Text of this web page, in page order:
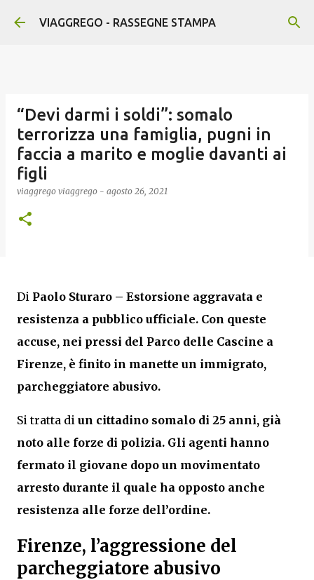
Passa ai contenuti principali
VIAGGREGO - RASSEGNE STAMPA
“Devi darmi i soldi”: somalo
terrorizza una famiglia, pugni in
faccia a marito e moglie davanti ai
figli
viaggrego viaggrego - agosto 26, 2021
Di Paolo Sturaro – Estorsione aggravata e
resistenza a pubblico ufficiale. Con queste
accuse, nei pressi del Parco delle Cascine a
Firenze, è finito in manette un immigrato,
parcheggiatore abusivo.
Si tratta di un cittadino somalo di 25 anni, già
noto alle forze di polizia. Gli agenti hanno
fermato il giovane dopo un movimentato
arresto durante il quale ha opposto anche
resistenza alle forze dell’ordine.
Firenze, l’aggressione del
parcheggiatore abusivo